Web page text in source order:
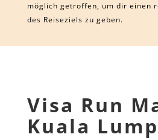
möglich getroffen, um dir einen
des Reiseziels zu geben.
Visa Run
Kuala